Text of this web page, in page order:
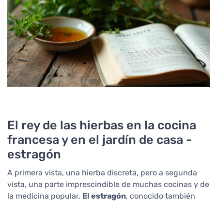
El rey de las hierbas en la cocina
francesa y en el jardín de casa -
estragón
A primera vista, una hierba discreta, pero a segunda
vista, una parte imprescindible de muchas cocinas y de
la medicina popular. El estragón, conocido también